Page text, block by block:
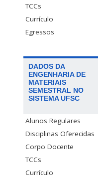
TCCs
Currículo
Egressos
DADOS DA
ENGENHARIA DE
MATERIAIS
SEMESTRAL NO
SISTEMA UFSC
Alunos Regulares
Disciplinas Oferecidas
Corpo Docente
TCCs
Currículo